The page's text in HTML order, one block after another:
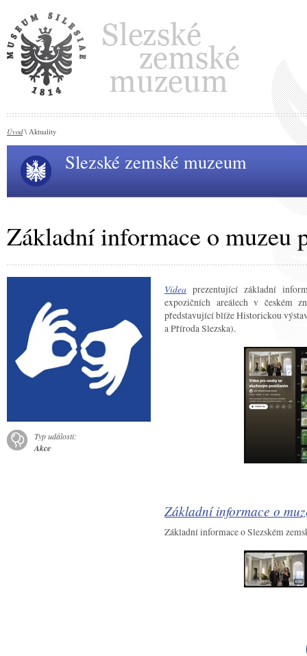
Úvod\ Aktuality
Slezské zemské muzeum
Základní informace o muzeu
Typ události:
Akce
Videa prezentující základní
expozičních areálech v českém
představující blíže Historickou
a Příroda Slezska).
Základní informace o
Základní informace o Slezském